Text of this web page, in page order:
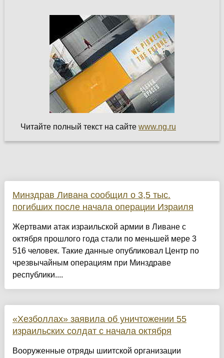
Читайте полный текст на сайте www.ng.ru
Минздрав Ливана сообщил о 3,5 тыс.
погибших после начала операции Израиля
Жертвами атак израильской армии в Ливане с
октября прошлого года стали по меньшей мере 3
516 человек. Такие данные опубликовал Центр по
чрезвычайным операциям при Минздраве
республики....
«Хезболлах» заявила об уничтожении 55
израильских солдат с начала октября
Вооруженные отряды шиитской организации